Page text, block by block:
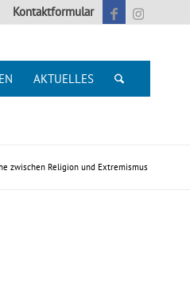
Kontaktformular
AKTUELLES
zwischen Religion und Extremismus